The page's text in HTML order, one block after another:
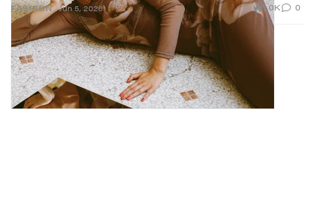
FASHION Jun 5, 2026 1.0K 0